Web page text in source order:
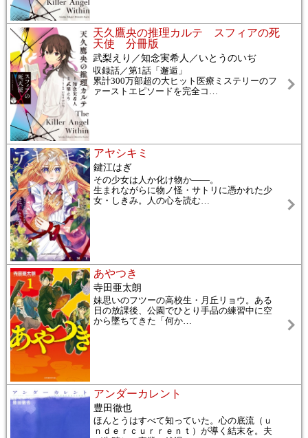
天久鷹央の推理カルテ スフィアの死
天使 分冊版
武梨えり／知念実希人／いとうのいぢ
収録話／第1話「邂逅」
累計300万部超の大ヒット医療ミステリーのフ
ァーストエピソードを完全コ …
アヤシキミ
鍵江はぎ
その少女は人か化け物か――。
生まれながらに物ノ怪・サトリに憑かれた少
女・しきみ。人の心を読む…
あやつき
寺田亜太朗
妹思いのフツーの高校生・月丘リョウ。ある
日の放課後、公園でひとり手品の練習中に空
から墜ちてきた「何か…
アンダーカレント
豊田徹也
ほんとうはすべて知っていた。心の底流（ｕ
ｎｄｅｒｃｕｒｒｅｎｔ）が導く結末を。夫